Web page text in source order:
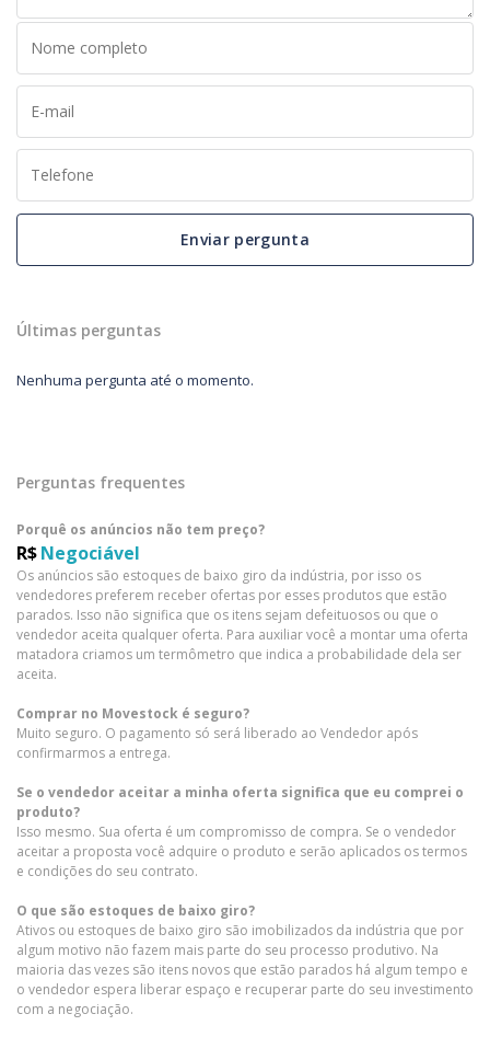
Enviar pergunta
Últimas perguntas
Nenhuma pergunta até o momento.
Perguntas frequentes
Porquê os anúncios não tem preço?
R$Negociável
Os anúncios são estoques de baixo giro da indústria, por isso os
vendedores preferem receber ofertas por esses produtos que estão
parados. Isso não significa que os itens sejam defeituosos ou que o
vendedor aceita qualquer oferta. Para auxiliar você a montar uma oferta
matadora criamos um termômetro que indica a probabilidade dela ser
aceita.
Comprar no Movestock é seguro?
Muito seguro. O pagamento só será liberado ao Vendedor após
confirmarmos a entrega.
Se o vendedor aceitar a minha oferta significa que eu comprei o
produto?
Isso mesmo. Sua oferta é um compromisso de compra. Se o vendedor
aceitar a proposta você adquire o produto e serão aplicados os termos
e condições do seu contrato.
O que são estoques de baixo giro?
Ativos ou estoques de baixo giro são imobilizados da indústria que por
algum motivo não fazem mais parte do seu processo produtivo. Na
maioria das vezes são itens novos que estão parados há algum tempo e
o vendedor espera liberar espaço e recuperar parte do seu investimento
com a negociação.